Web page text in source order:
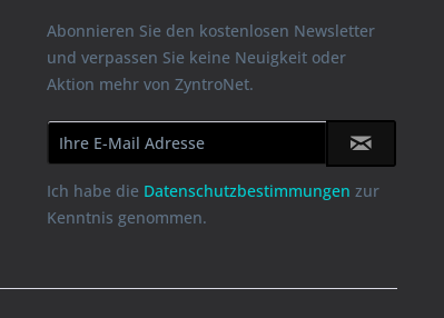
Abonnieren Sie den kostenlosen Newsletter
und verpassen Sie keine Neuigkeit oder
Aktion mehr von ZyntroNet.
Ich habe die Datenschutzbestimmungen zur
Kenntnis genommen.